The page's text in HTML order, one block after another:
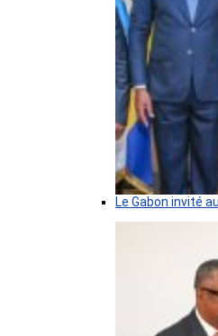
Le Gabon invité